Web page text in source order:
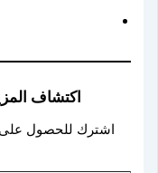
اكتشاف
اشترك للحصول على